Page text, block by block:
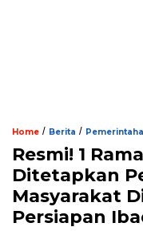
Home / Berita /
Resmi! 1
Ditetapkan
Masyarakat
Persiapan